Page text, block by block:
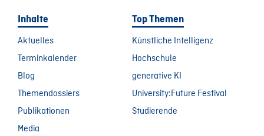
Inhalte
Aktuelles
Terminkalender
Blog
Themendossiers
Publikationen
Media
Top Themen
Künstliche Intelligenz
Hochschule
generative KI
University:Future Festival
Studierende